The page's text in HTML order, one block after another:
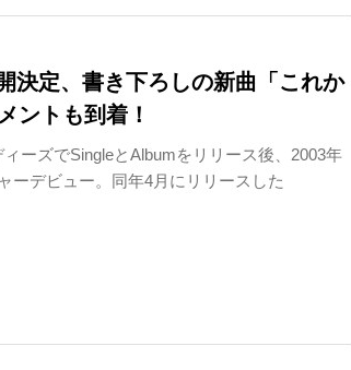
決定、書き下ろしの新曲「これか
ントも到着！
ーズでSingleとAlbumをリリース後、2003年
ーデビュー。同年4月にリリースした